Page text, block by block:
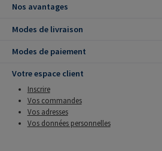
Nos avantages
Modes de livraison
Modes de paiement
Votre espace client
Inscrire
Vos commandes
Vos adresses
Vos données personnelles